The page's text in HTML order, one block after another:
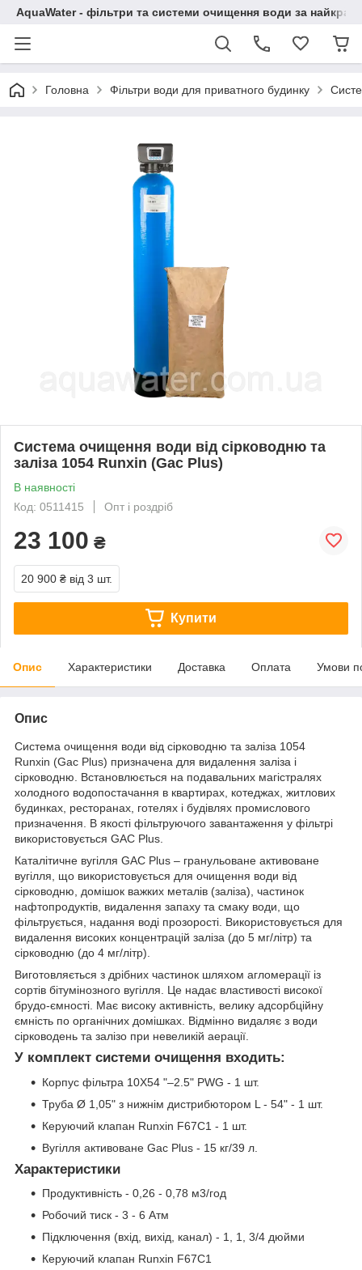
AquaWater - фільтри та системи очищення води за
Головна Фільтри води для приватного будинку
Система очищення води від сірководню та
заліза 1054 Runxin (Gac Plus)
В наявності
Код: 0511415
Опт і роздріб
23 100 ₴
20 900 ₴ від 3 шт.
Купити
Опис Характеристики Доставка Оплата Умови
Опис
Система очищення води від сірководню та заліза 1054
Runxin (Gac Plus) призначена для видалення заліза і
сірководню. Встановлюється на подавальних магістралях
холодного водопостачання в квартирах, котеджах, житлових
будинках, ресторанах, готелях і будівлях промислового
призначення. В якості фільтруючого завантаження у фільтрі
використовується GAC Plus.
Каталітичне вугілля GAC Plus – гранульоване активоване
вугілля, що використовується для очищення води від
сірководню, домішок важких металів (заліза), частинок
нафтопродуктів, видалення запаху та смаку води, що
фільтрується, надання воді прозорості. Використовується для
видалення високих концентрацій заліза (до 5 мг/літр) та
сірководню (до 4 мг/літр).
Виготовляється з дрібних частинок шляхом агломерації із
сортів бітумінозного вугілля. Це надає властивості високої
брудо-ємності. Має високу активність, велику адсорбційну
ємність по органічних домішках. Відмінно видаляє з води
сірководень та залізо при невеликій аерації.
У комплект системи очищення входить:
Корпус фільтра 10X54 "–2.5" PWG - 1 шт.
Труба Ø 1,05" з нижнім дистрибютором L - 54" - 1 шт.
Керуючий клапан Runxin F67С1 - 1 шт.
Вугілля активоване Gac Plus - 15 кг/39 л.
Характеристики
Продуктивність - 0,26 - 0,78 м3/год
Робочий тиск - 3 - 6 Атм
Підключення (вхід, вихід, канал) - 1, 1, 3/4 дюйми
Керуючий клапан Runxin F67С1